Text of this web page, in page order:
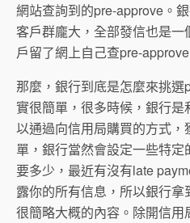
網站查詢到的pre-approve。
客戶群龐大，全部發信也是
戶留了網上自己查pre-
那麼，銀行到底是怎麼來挑
實很簡單，很多時候，銀行
以通過向信用局購買的方式
單，銀行當然會設定一些特
要多少，最近有沒有late
露你的所有信息，所以銀行
很簡略大概的內容。除開信